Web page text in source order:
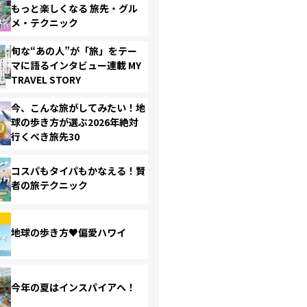
もっと楽しくなる 旅先・グル
メ・テクニック
旬な“あの人”が「旅」をテー
マに語るインタビュー連載 MY
TRAVEL STORY
今、こんな旅がしてみたい！地
球の歩き方が選ぶ2026年絶対
行くべき旅先30
コスパもタイパもかなえる！賢
者の旅テクニック
地球の歩き方♥偏愛ハワイ
今年の夏はインスパイアへ！